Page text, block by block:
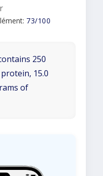
73/100
250
15.0
of